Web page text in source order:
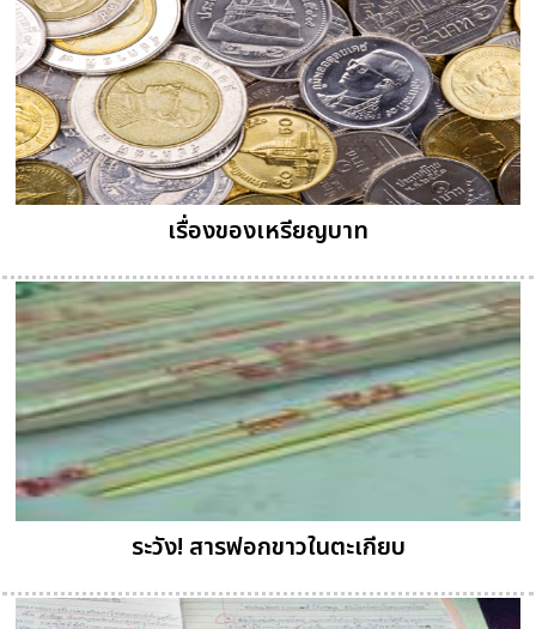
เรื่องของเหรียญบาท
ระวัง! สารฟอกขาวในตะเกียบ